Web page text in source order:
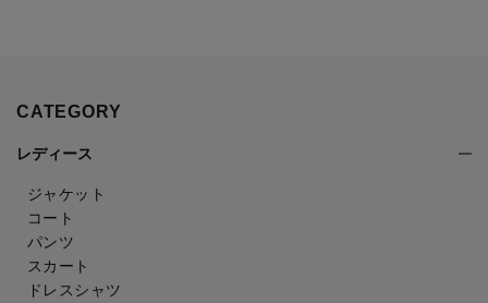
CATEGORY
レディース
ジャケット
コート
パンツ
スカート
ドレスシャツ